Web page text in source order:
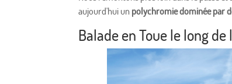
aujourd'hui un polychromie dominée par
Balade en Toue le long de